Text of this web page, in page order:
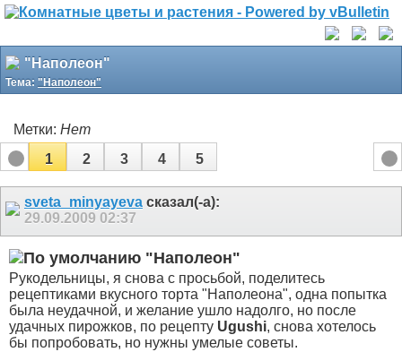
"Наполеон"
Тема: "Наполеон"
Метки: Нет
1
2 3 4 5
sveta_minyayeva сказал(-а):
29.09.2009 02:37
"Наполеон"
Рукодельницы, я снова с просьбой, поделитесь
рецептиками вкусного торта "Наполеона", одна попытка
была неудачной, и желание ушло надолго, но после
удачных пирожков, по рецепту Ugushi, снова хотелось
бы попробовать, но нужны умелые советы.